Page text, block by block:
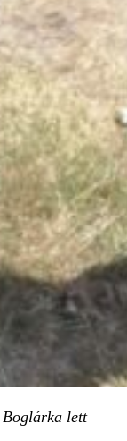
Boglárka lett